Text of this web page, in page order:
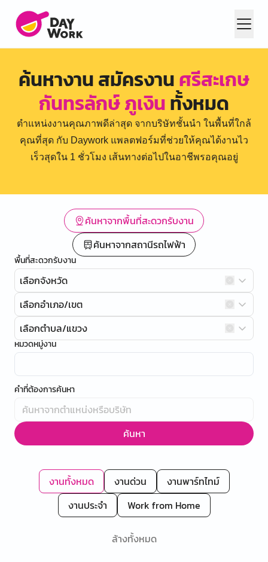
ค้นหางาน สมัครงานศรีสะเกษ
กันทรลักษ์ ภูเงินทั้งหมด
ตำแหน่งงานคุณภาพดีล่าสุด จากบริษัทชั้นนำ ในพื้นที่ใกล้
คุณที่สุด กับ Daywork แพลตฟอร์มที่ช่วยให้คุณได้งานไว
เร็วสุดใน 1 ชั่วโมง เส้นทางต่อไปในอาชีพรอคุณอยู่
ค้นหาจากพื้นที่สะดวกรับงาน
ค้นหาจากสถานีรถไฟฟ้า
พื้นที่สะดวกรับงาน
เลือกจังหวัด
เลือกอำเภอ/เขต
เลือกตำบล/แขวง
หมวดหมู่งาน
คำที่ต้องการค้นหา
ค้นหา
งานทั้งหมด งานด่วน
งานพาร์ทไทม์
งานประจำ
Work from Home
ล้างทั้งหมด